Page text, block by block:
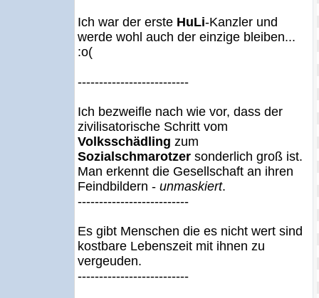
Ich war der erste HuLi-Kanzler und
werde wohl auch der einzige bleiben...
:o(
--------------------------
Ich bezweifle nach wie vor, dass der
zivilisatorische Schritt vom
Volksschädling zum
Sozialschmarotzer sonderlich groß ist.
Man erkennt die Gesellschaft an ihren
Feindbildern - unmaskiert.
--------------------------
Es gibt Menschen die es nicht wert sind
kostbare Lebenszeit mit ihnen zu
vergeuden.
--------------------------